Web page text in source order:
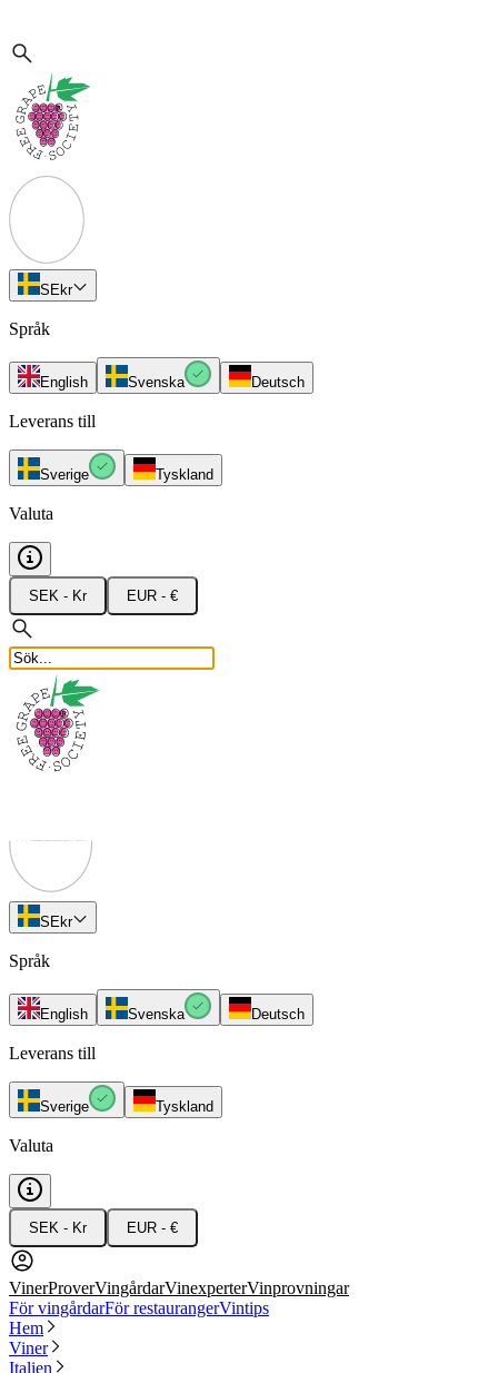
SEkr
Språk
English Svenska Deutsch
Leverans till
Sverige Tyskland
Valuta
SEK - Kr EUR - €
SEkr
Språk
English Svenska Deutsch
Leverans till
Sverige Tyskland
Valuta
SEK - Kr EUR - €
VinerProverVingårdarVinexperterVinprovningar
För vingårdarFör restaurangerVintips
Hem
Viner
Italien